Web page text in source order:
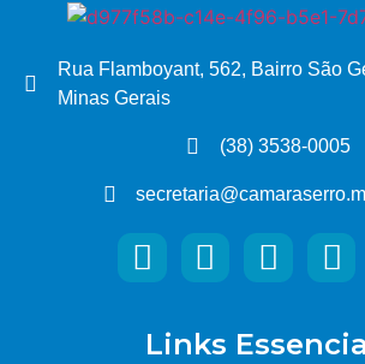
Rua Flamboyant, 562, Bairro São
Minas Gerais
(38) 3538-0005
Links